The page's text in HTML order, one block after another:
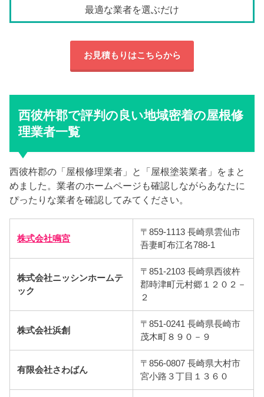
最適な業者を選ぶだけ
お見積もりはこちらから
西彼杵郡で評判の良い地域密着の屋根修
理業者一覧
西彼杵郡の「屋根修理業者」と「屋根塗装業者」をまと
めました。業者のホームページも確認しながらあなたに
ぴったりな業者を確認してみてください。
株式会社鳴宮
〒859-1113 長崎県雲仙市
吾妻町布江名788-1
株式会社ニッシンホームテ
ック
〒851-2103 長崎県西彼杵
郡時津町元村郷１２０２－
２
株式会社浜創
〒851-0241 長崎県長崎市
茂木町８９０－９
有限会社さわばん
〒856-0807 長崎県大村市
宮小路３丁目１３６０